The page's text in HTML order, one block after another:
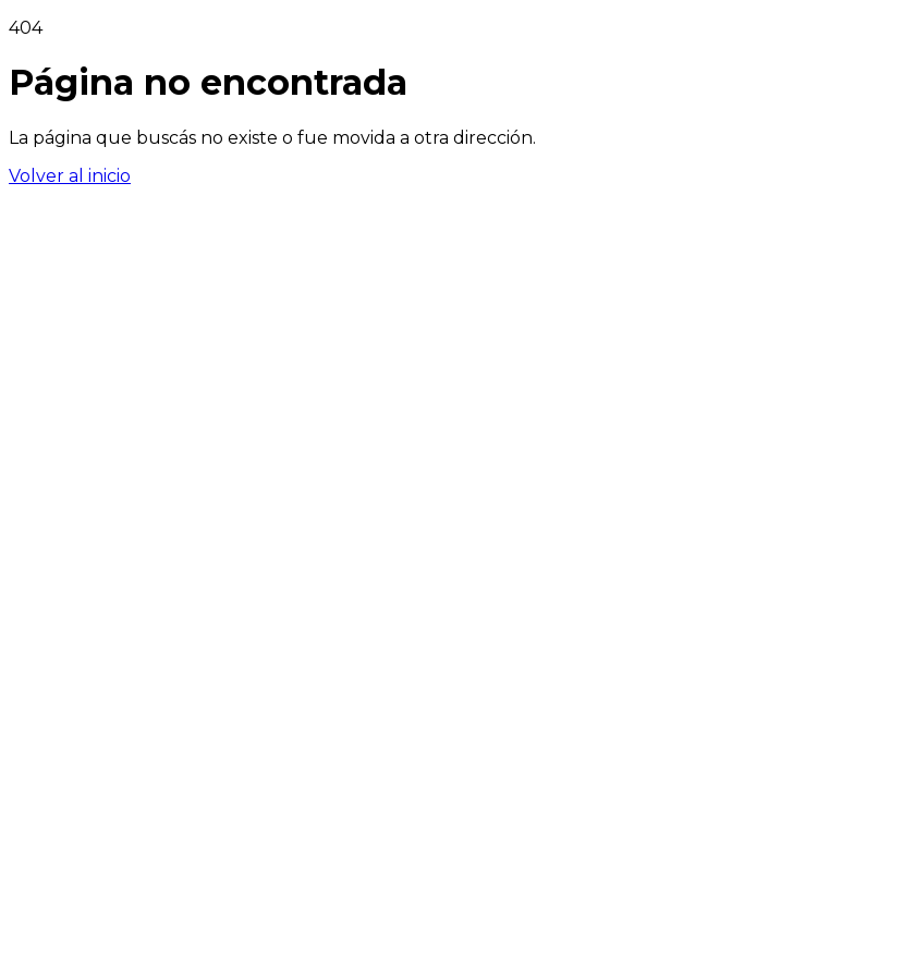
404
Página no encontrada
La página que buscás no existe o fue movida a otra dirección.
Volver al inicio